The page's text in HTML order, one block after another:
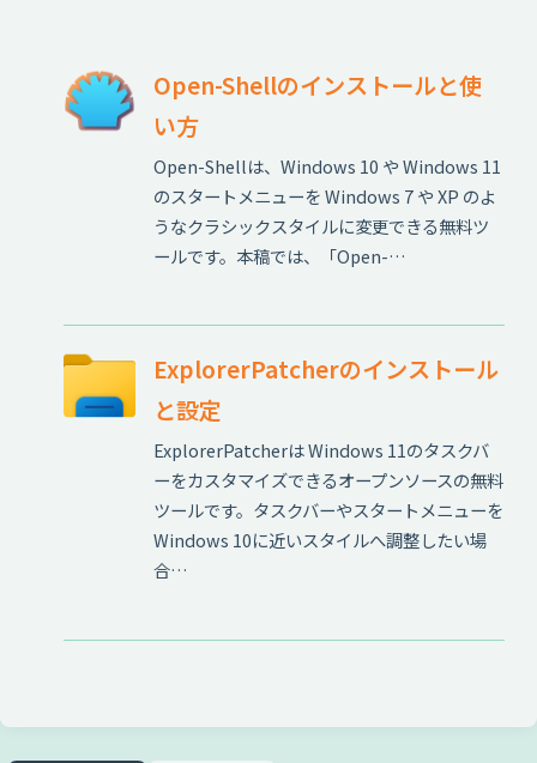
Open-Shellのインストールと使
い方
Open-Shellは、Windows 10 や Windows 11
のスタートメニューを Windows 7 や XP のよ
うなクラシックスタイルに変更できる無料ツ
ールです。本稿では、「Open-…
ExplorerPatcherのインストール
と設定
ExplorerPatcherは Windows 11のタスクバ
ーをカスタマイズできるオープンソースの無料
ツールです。タスクバーやスタートメニューを
Windows 10に近いスタイルへ調整したい場
合…